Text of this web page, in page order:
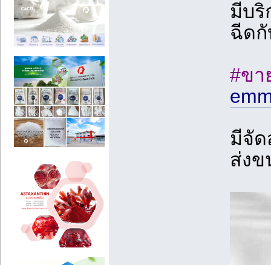
มีบริ
ฉีด
#ขา
มีจัด
ส่งข